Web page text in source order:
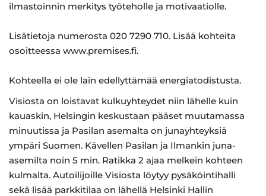
ilmastoinnin merkitys työteholle ja motivaatiolle.
Lisätietoja numerosta 020 7290 710. Lisää kohteita
osoitteessa www.premises.fi.
Kohteella ei ole lain edellyttämää energiatodistusta.
Visiosta on loistavat kulkuyhteydet niin lähelle kuin
kauaskin, Helsingin keskustaan pääset muutamassa
minuutissa ja Pasilan asemalta on junayhteyksiä
ympäri Suomen. Kävellen Pasilan ja Ilmankin juna-
asemilta noin 5 min. Ratikka 2 ajaa melkein kohteen
kulmalta. Autoilijoille Visiosta löytyy pysäköintihalli
sekä lisää parkkitilaa on lähellä Helsinki Hallin